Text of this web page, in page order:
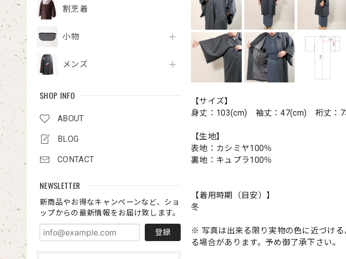
割烹着
小物
メンズ
SHOP INFO
ABOUT
BLOG
CONTACT
NEWSLETTER
新商品やお得なキャンペーンなど、ショ
ップからの最新情報をお届け致します。
登録
【サイズ】
身丈：103(cm) 袖丈：47(cm) 裄丈：
【生地】
表地：カシミヤ100％
裏地：キュプラ100％
【着用時期（目安）】
冬
※ 写真は出来る限り実物の色に近づけ
る場合があります。予め御了承下さい。